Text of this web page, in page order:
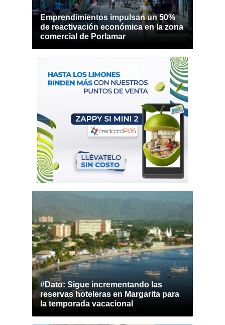
Emprendimientos impulsan un 50%
de reactivación económica en la zona
comercial de Porlamar
#Dato: Sigue incrementando las
reservas hoteleras en Margarita para
la temporada vacacional